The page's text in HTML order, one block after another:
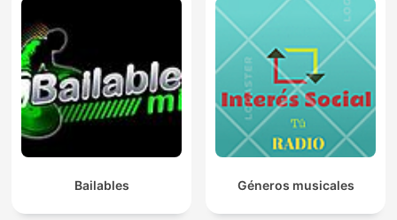
Bailables Géneros musicales